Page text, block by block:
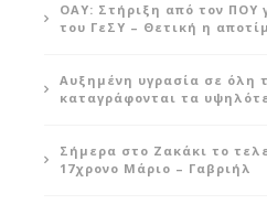
ΟΑΥ: Στήριξη από τον ΠΟΥ
του ΓεΣΥ – Θετική η
Αυξημένη υγρασία σε όλη
καταγράφονται τα
Σήμερα στο Ζακάκι το
17χρονο Μάριο – Γαβριήλ